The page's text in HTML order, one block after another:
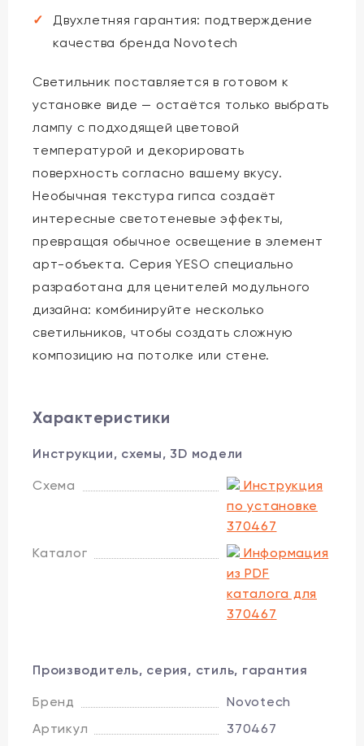
Двухлетняя гарантия: подтверждение
качества бренда Novotech
Светильник поставляется в готовом к
установке виде — остаётся только выбрать
лампу с подходящей цветовой
температурой и декорировать
поверхность согласно вашему вкусу.
Необычная текстура гипса создаёт
интересные светотеневые эффекты,
превращая обычное освещение в элемент
арт-объекта. Серия YESO специально
разработана для ценителей модульного
дизайна: комбинируйте несколько
светильников, чтобы создать сложную
композицию на потолке или стене.
Характеристики
Инструкции, схемы, 3D модели
Схема
Инструкция
по установке
370467
Каталог
Информация
из PDF
каталога для
370467
Производитель, серия, стиль, гарантия
Бренд
Novotech
Артикул
370467